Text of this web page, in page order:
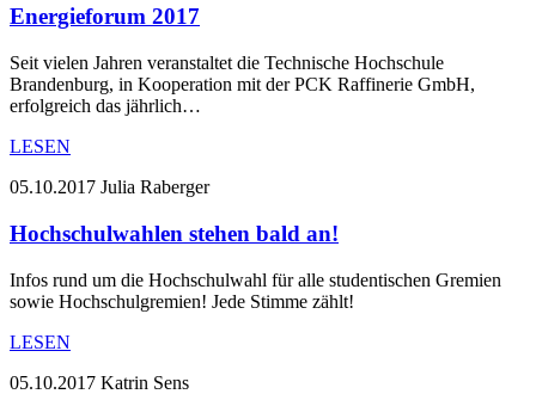
Energieforum 2017
Seit vielen Jahren veranstaltet die Technische Hochschule
Brandenburg, in Kooperation mit der PCK Raffinerie GmbH,
erfolgreich das jährlich…
LESEN
05.10.2017 Julia Raberger
Hochschulwahlen stehen bald an!
Infos rund um die Hochschulwahl für alle studentischen Gremien
sowie Hochschulgremien! Jede Stimme zählt!
LESEN
05.10.2017 Katrin Sens